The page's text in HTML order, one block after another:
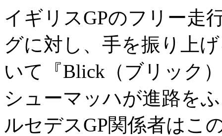
イギリスGPのフリー走
グに対し、手を振り上
いて『Blick（ブリック
シューマッハが進路を
ルセデスGP関係者はこ